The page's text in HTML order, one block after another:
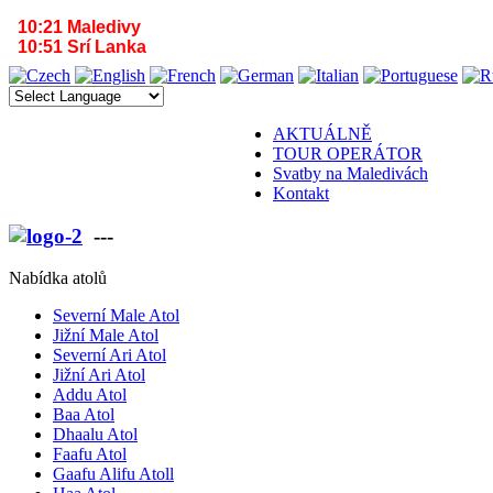
10:21 Maledivy
10:51 Srí Lanka
AKTUÁLNĚ
TOUR OPERÁTOR
Svatby na Maledivách
Kontakt
---
Nabídka atolů
Severní Male Atol
Jižní Male Atol
Severní Ari Atol
Jižní Ari Atol
Addu Atol
Baa Atol
Dhaalu Atol
Faafu Atol
Gaafu Alifu Atoll